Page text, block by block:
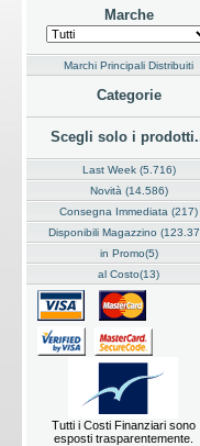
Marche
Marchi Principali Distribuiti
Categorie
Scegli solo i
Last Week (5.716)
Novità (14.586)
Consegna Immediata (217)
Disponibili Magazzino
in Promo(5)
al Costo(13)
Tutti i Costi Finanziari sono
esposti trasparentemente.